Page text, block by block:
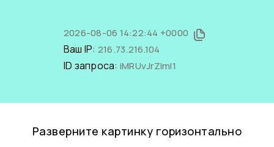
2026-08-06 14:22:44 +0000
Ваш IP: 216.73.216.104
ID запроса: iMRUvJrZImI1
Разверните картинку горизонтально